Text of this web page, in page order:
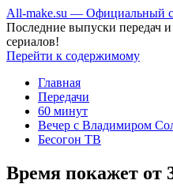
All-make.su — Официальный
Последние выпуски передач
сериалов!
Перейти к содержимому
Главная
Передачи
60 минут
Вечер с Владимиром
Бесогон ТВ
Время покажет от